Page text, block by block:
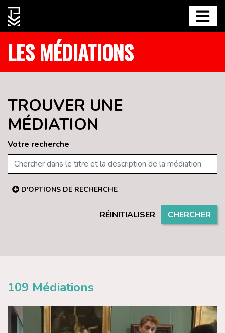
LES MÉDIATIONS
TROUVER UNE
MÉDIATION
Votre recherche
D'OPTIONS DE RECHERCHE
RÉINITIALISER
109 Médiations